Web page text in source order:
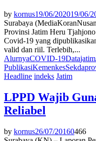
by kornus19/06/202019/06/
Surabaya
Provinsi Jatim Heru
Covid-19 yang
valid dan riil. Terlebih,...
AlurnyaCOVID-19Datajatim
PublikasiKemenkes
Headline indeks Jatim
LPPD Wajib
Reliabel
by kornus26/07/20160466